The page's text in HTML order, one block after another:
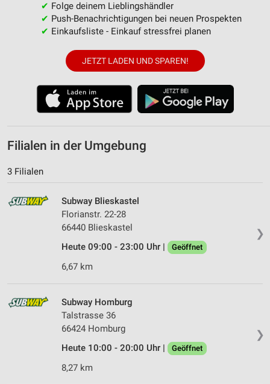
✔ Folge deinem Lieblingshändler
✔ Push-Benachrichtigungen bei neuen Prospekten
✔ Einkaufsliste - Einkauf stressfrei planen
JETZT LADEN UND SPAREN!
Filialen in der Umgebung
3 Filialen
❯
Subway Blieskastel
Florianstr. 22-28
66440 Blieskastel
Heute 09:00 - 23:00 Uhr |
Geöffnet
6,67 km
❯
Subway Homburg
Talstrasse 36
66424 Homburg
Heute 10:00 - 20:00 Uhr |
Geöffnet
8,27 km